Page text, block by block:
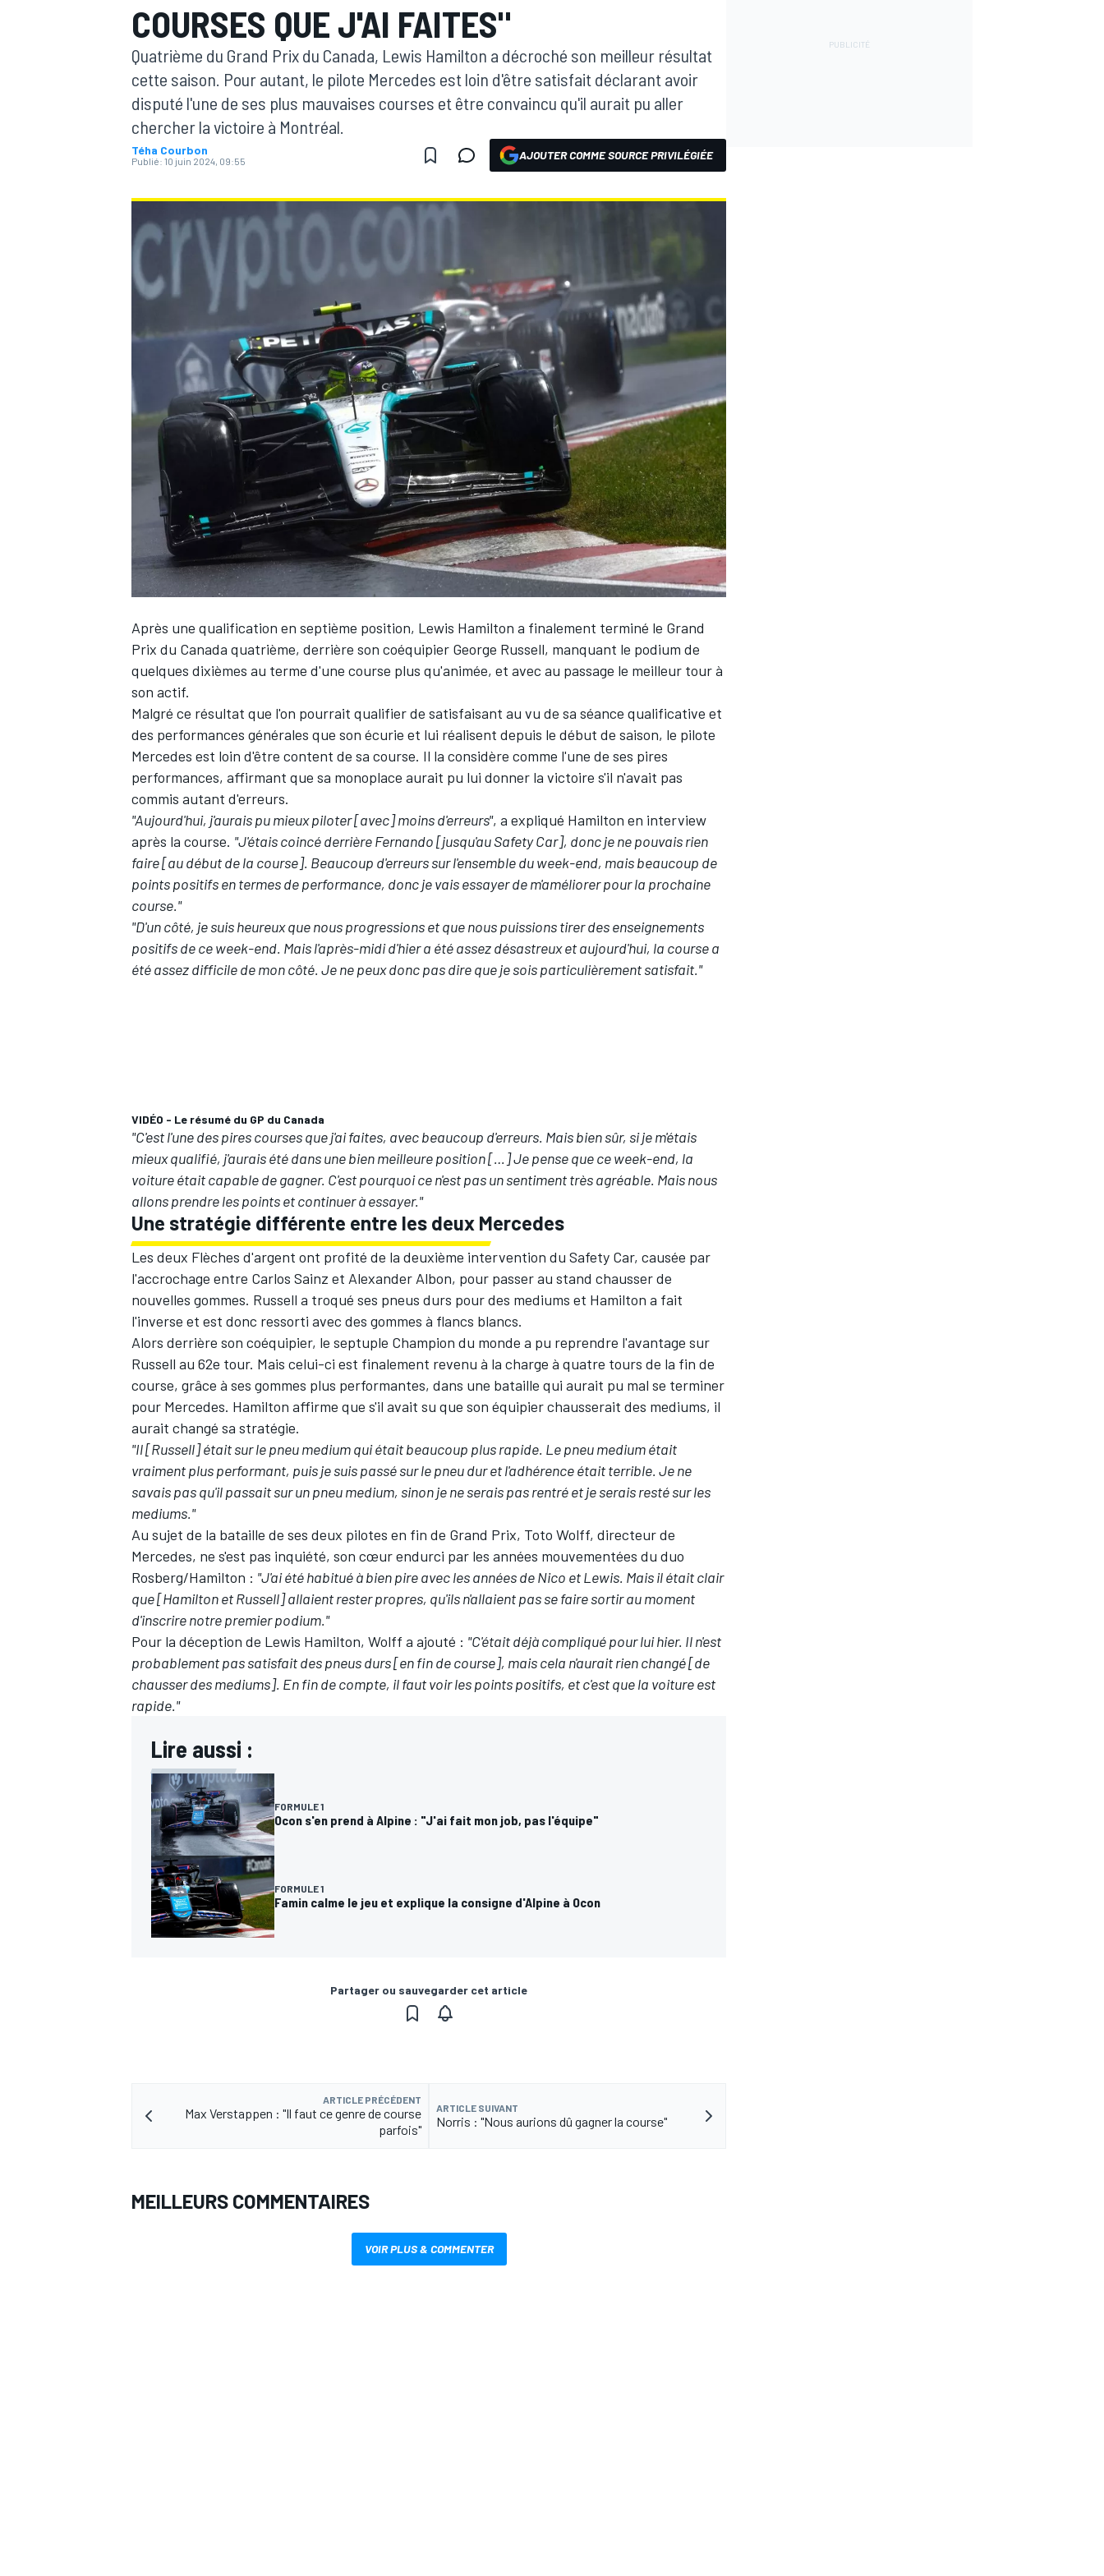
MOTOGP
WRC
AUTRES CHAMPIONNATS
COURSES QUE J'AI FAITES"
Quatrième du Grand Prix du Canada, Lewis Hamilton a décroché son meilleur résultat
cette saison. Pour autant, le pilote Mercedes est loin d'être satisfait déclarant avoir
disputé l'une de ses plus mauvaises courses et être convaincu qu'il aurait pu aller
chercher la victoire à Montréal.
Téha Courbon
Publié: 10 juin 2024, 09:55 AJOUTER COMME SOURCE PRIVILÉGIÉE
Après une qualification en septième position, Lewis Hamilton a finalement terminé le Grand
Prix du Canada quatrième, derrière son coéquipier George Russell, manquant le podium de
quelques dixièmes au terme d'une course plus qu'animée, et avec au passage le meilleur tour à
son actif.
Malgré ce résultat que l'on pourrait qualifier de satisfaisant au vu de sa séance qualificative et
des performances générales que son écurie et lui réalisent depuis le début de saison, le pilote
Mercedes est loin d'être content de sa course. Il la considère comme l'une de ses pires
performances, affirmant que sa monoplace aurait pu lui donner la victoire s'il n'avait pas
commis autant d'erreurs.
"Aujourd'hui, j'aurais pu mieux piloter [avec] moins d'erreurs", a expliqué Hamilton en interview
après la course. "J'étais coincé derrière Fernando [jusqu'au Safety Car], donc je ne pouvais rien
faire [au début de la course]. Beaucoup d'erreurs sur l'ensemble du week-end, mais beaucoup de
points positifs en termes de performance, donc je vais essayer de m'améliorer pour la prochaine
course."
"D'un côté, je suis heureux que nous progressions et que nous puissions tirer des enseignements
positifs de ce week-end. Mais l'après-midi d'hier a été assez désastreux et aujourd'hui, la course a
été assez difficile de mon côté. Je ne peux donc pas dire que je sois particulièrement satisfait."
VIDÉO - Le résumé du GP du Canada
"C'est l'une des pires courses que j'ai faites, avec beaucoup d'erreurs. Mais bien sûr, si je m'étais
mieux qualifié, j'aurais été dans une bien meilleure position […] Je pense que ce week-end, la
voiture était capable de gagner. C'est pourquoi ce n'est pas un sentiment très agréable. Mais nous
allons prendre les points et continuer à essayer."
Une stratégie différente entre les deux Mercedes
Les deux Flèches d'argent ont profité de la deuxième intervention du Safety Car, causée par
l'accrochage entre Carlos Sainz et Alexander Albon, pour passer au stand chausser de
nouvelles gommes. Russell a troqué ses pneus durs pour des mediums et Hamilton a fait
l'inverse et est donc ressorti avec des gommes à flancs blancs.
Alors derrière son coéquipier, le septuple Champion du monde a pu reprendre l'avantage sur
Russell au 62e tour. Mais celui-ci est finalement revenu à la charge à quatre tours de la fin de
course, grâce à ses gommes plus performantes, dans une bataille qui aurait pu mal se terminer
pour Mercedes. Hamilton affirme que s'il avait su que son équipier chausserait des mediums, il
aurait changé sa stratégie.
"Il [Russell] était sur le pneu medium qui était beaucoup plus rapide. Le pneu medium était
vraiment plus performant, puis je suis passé sur le pneu dur et l'adhérence était terrible. Je ne
savais pas qu'il passait sur un pneu medium, sinon je ne serais pas rentré et je serais resté sur les
mediums."
Au sujet de la bataille de ses deux pilotes en fin de Grand Prix, Toto Wolff, directeur de
Mercedes, ne s'est pas inquiété, son cœur endurci par les années mouvementées du duo
Rosberg/Hamilton : "J'ai été habitué à bien pire avec les années de Nico et Lewis. Mais il était clair
que [Hamilton et Russell] allaient rester propres, qu'ils n'allaient pas se faire sortir au moment
d'inscrire notre premier podium."
Pour la déception de Lewis Hamilton, Wolff a ajouté : "C'était déjà compliqué pour lui hier. Il n'est
probablement pas satisfait des pneus durs [en fin de course], mais cela n'aurait rien changé [de
chausser des mediums]. En fin de compte, il faut voir les points positifs, et c'est que la voiture est
rapide."
Lire aussi :
FORMULE 1
Ocon s'en prend à Alpine : "J'ai fait mon job, pas l'équipe"
FORMULE 1
Famin calme le jeu et explique la consigne d'Alpine à Ocon
Partager ou sauvegarder cet article
ARTICLE PRÉCÉDENT
Max Verstappen : "Il faut ce genre de course
parfois"
ARTICLE SUIVANT
Norris : "Nous aurions dû gagner la course"
MEILLEURS COMMENTAIRES
VOIR PLUS & COMMENTER